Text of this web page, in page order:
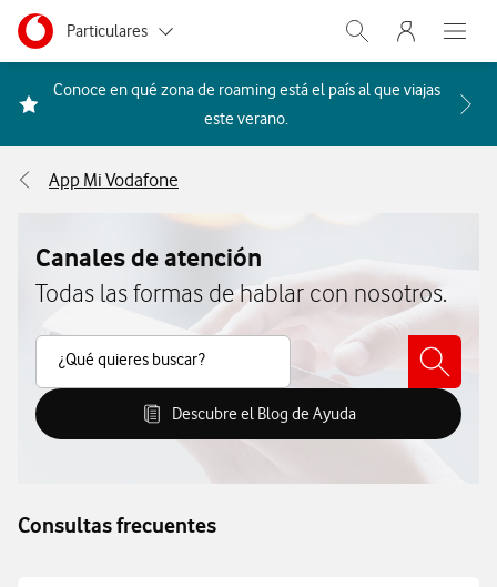
Ir a la pagina principal de vodafone.es
Menu navegación Segmento
Particulares
Autónomos
Grandes empresas
Abrir buscador.
Menu
Abre
Conoce en qué zona de roaming está el país al que viajas
este verano. Acceder a la FAQ Qué
App Mi Vodafone
Canales de atención
Todas las formas de hablar con nosotros.
¿Qué quieres buscar?
Buscar Contenido
Descubre el Blog de Ayuda
Descubre el Blog de Ayuda
Consultas frecuentes